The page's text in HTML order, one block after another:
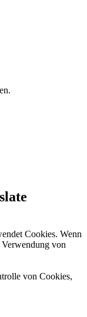
Cookies. Wenn
von
von Cookies,